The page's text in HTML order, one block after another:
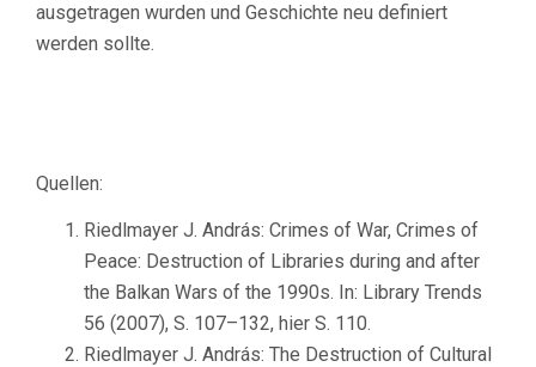
ausgetragen wurden und Geschichte neu definiert
werden sollte.
Quellen:
Riedlmayer J. András: Crimes of War, Crimes of
Peace: Destruction of Libraries during and after
the Balkan Wars of the 1990s. In: Library Trends
56 (2007), S. 107–132, hier S. 110.
Riedlmayer J. András: The Destruction of Cultural